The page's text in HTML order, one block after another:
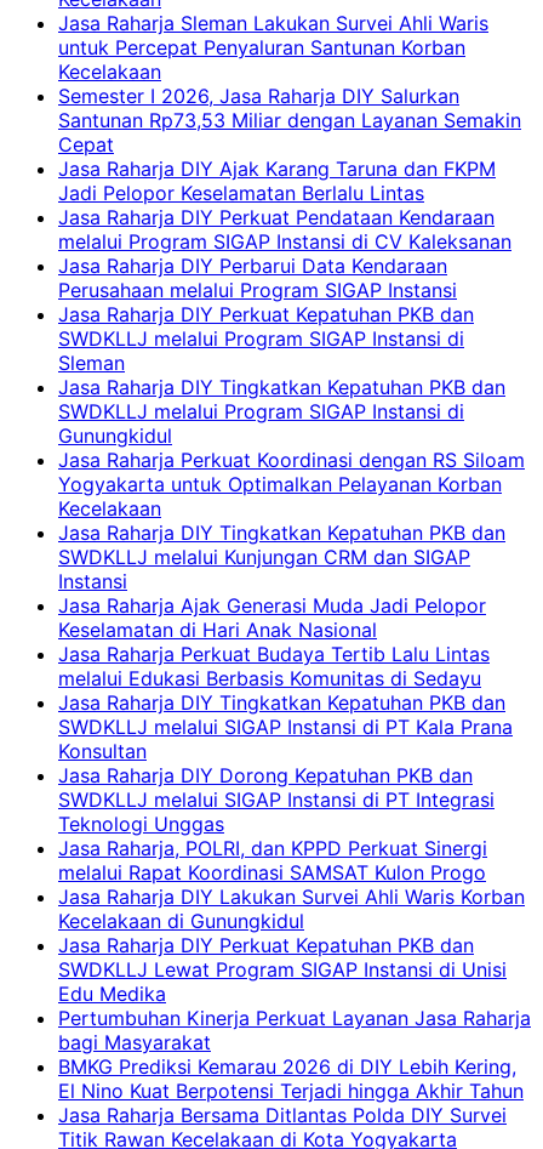
Jasa Raharja Sleman Lakukan Survei Ahli Waris
untuk Percepat Penyaluran Santunan Korban
Kecelakaan
Semester I 2026, Jasa Raharja DIY Salurkan
Santunan Rp73,53 Miliar dengan Layanan Semakin
Cepat
Jasa Raharja DIY Ajak Karang Taruna dan FKPM
Jadi Pelopor Keselamatan Berlalu Lintas
Jasa Raharja DIY Perkuat Pendataan Kendaraan
melalui Program SIGAP Instansi di CV Kaleksanan
Jasa Raharja DIY Perbarui Data Kendaraan
Perusahaan melalui Program SIGAP Instansi
Jasa Raharja DIY Perkuat Kepatuhan PKB dan
SWDKLLJ melalui Program SIGAP Instansi di
Sleman
Jasa Raharja DIY Tingkatkan Kepatuhan PKB dan
SWDKLLJ melalui Program SIGAP Instansi di
Gunungkidul
Jasa Raharja Perkuat Koordinasi dengan RS Siloam
Yogyakarta untuk Optimalkan Pelayanan Korban
Kecelakaan
Jasa Raharja DIY Tingkatkan Kepatuhan PKB dan
SWDKLLJ melalui Kunjungan CRM dan SIGAP
Instansi
Jasa Raharja Ajak Generasi Muda Jadi Pelopor
Keselamatan di Hari Anak Nasional
Jasa Raharja Perkuat Budaya Tertib Lalu Lintas
melalui Edukasi Berbasis Komunitas di Sedayu
Jasa Raharja DIY Tingkatkan Kepatuhan PKB dan
SWDKLLJ melalui SIGAP Instansi di PT Kala Prana
Konsultan
Jasa Raharja DIY Dorong Kepatuhan PKB dan
SWDKLLJ melalui SIGAP Instansi di PT Integrasi
Teknologi Unggas
Jasa Raharja, POLRI, dan KPPD Perkuat Sinergi
melalui Rapat Koordinasi SAMSAT Kulon Progo
Jasa Raharja DIY Lakukan Survei Ahli Waris Korban
Kecelakaan di Gunungkidul
Jasa Raharja DIY Perkuat Kepatuhan PKB dan
SWDKLLJ Lewat Program SIGAP Instansi di Unisi
Edu Medika
Pertumbuhan Kinerja Perkuat Layanan Jasa Raharja
bagi Masyarakat
BMKG Prediksi Kemarau 2026 di DIY Lebih Kering,
El Nino Kuat Berpotensi Terjadi hingga Akhir Tahun
Jasa Raharja Bersama Ditlantas Polda DIY Survei
Titik Rawan Kecelakaan di Kota Yogyakarta